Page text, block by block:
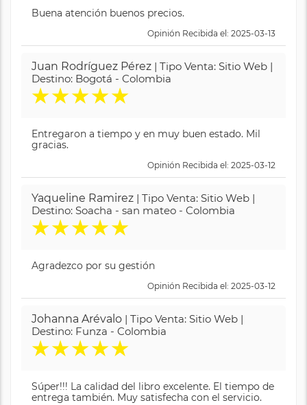
Buena atención buenos precios.
Opinión Recibida el: 2025-03-13
Juan Rodríguez Pérez | Tipo Venta: Sitio Web |
Destino: Bogotá - Colombia
★★★★★
Entregaron a tiempo y en muy buen estado. Mil
gracias.
Opinión Recibida el: 2025-03-12
Yaqueline Ramirez | Tipo Venta: Sitio Web |
Destino: Soacha - san mateo - Colombia
★★★★★
Agradezco por su gestión
Opinión Recibida el: 2025-03-12
Johanna Arévalo | Tipo Venta: Sitio Web |
Destino: Funza - Colombia
★★★★★
Súper!!! La calidad del libro excelente. El tiempo de
entrega también. Muy satisfecha con el servicio.